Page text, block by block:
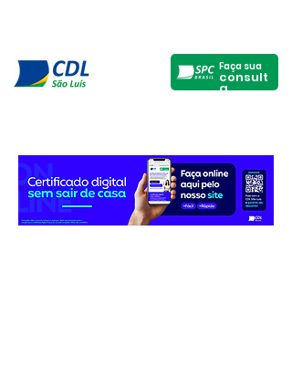
Faça sua
consult
a